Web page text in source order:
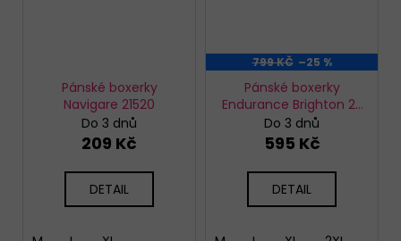
Pánské boxerky
Navigare 21520
Do 3 dnů
209 Kč
DETAIL
799 KČ –25 %
Pánské boxerky
Endurance Brighton 2-
pack
Do 3 dnů
595 Kč
DETAIL